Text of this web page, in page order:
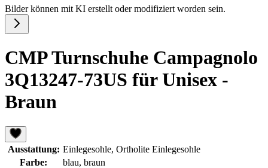
Bilder können mit KI erstellt oder modifiziert worden sein.
CMP Turnschuhe Campagnolo
3Q13247-73US für Unisex -
Braun
Ausstattung: Einlegesohle, Ortholite Einlegesohle
Farbe:
blau, braun